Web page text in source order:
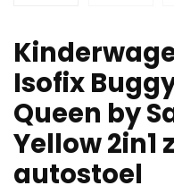
Isofix
Queen by
Yellow 2in1
autostoel